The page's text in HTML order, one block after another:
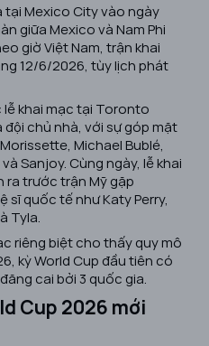
tại Mexico City vào ngày
giữa Mexico và Nam Phi
giờ Việt Nam, trận khai
12/6/2026, tùy lịch phát
khai mạc tại Toronto
chủ nhà, với sự góp mặt
Michael Bublé,
Sanjoy. Cùng ngày, lễ khai
ra trước trận Mỹ gặp
sĩ quốc tế như Katy Perry,
Tyla.
riêng biệt cho thấy quy mô
kỳ World Cup đầu tiên có
cai bởi 3 quốc gia.
Cup 2026 mới